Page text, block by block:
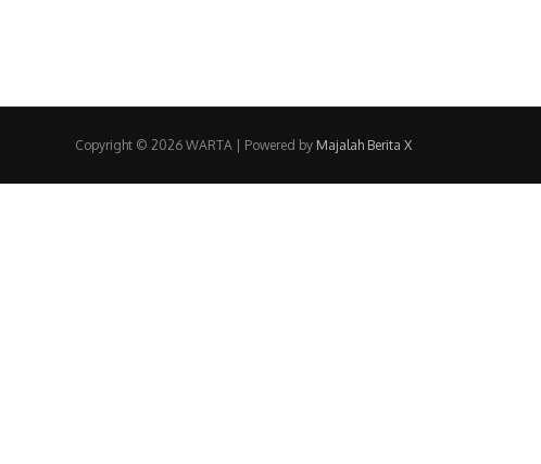
Copyright © 2026 WARTA | Powered by Majalah Berita X